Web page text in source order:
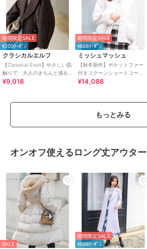
期間限定SALE
¥200ｸｰﾎﾟﾝ
クラシカルエルフ
【Classical Evon】やさしい肌
触りで、大人のきちんと感を
演出。軽やかブークレPコート
¥9,018
期間限定SALE
¥888ｸｰﾎﾟﾝ
ミッシュマッシュ
【秋冬新作】ポケットファー
付きコクーンショートコー
ト/MM448602
¥14,088
もっとみる
オンオフ使えるロング丈アウター
SALE
期間限定SALE
¥888ｸｰﾎﾟﾝ